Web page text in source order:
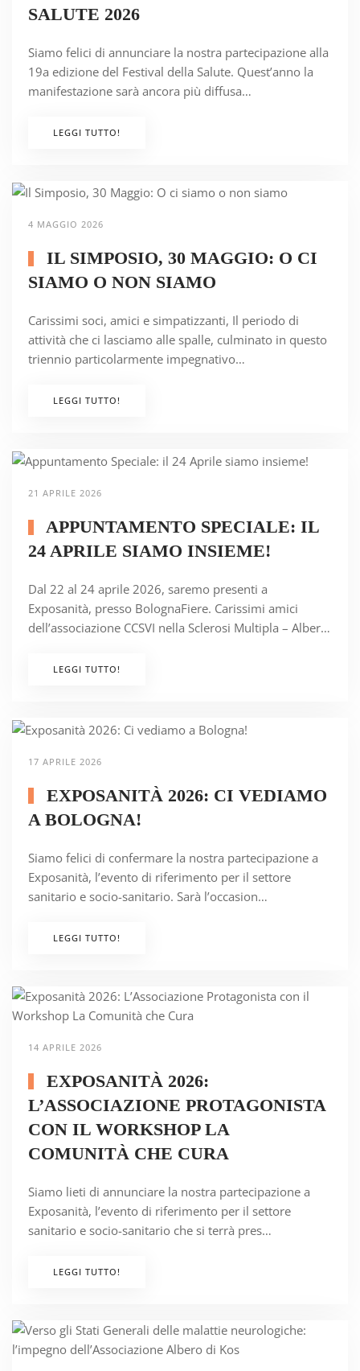
SALUTE 2026
Siamo felici di annunciare la nostra partecipazione alla
19a edizione del Festival della Salute. Quest’anno la
manifestazione sarà ancora più diffusa…
LEGGI TUTTO!
4 MAGGIO 2026
IL SIMPOSIO, 30 MAGGIO: O CI
SIAMO O NON SIAMO
Carissimi soci, amici e simpatizzanti, Il periodo di
attività che ci lasciamo alle spalle, culminato in questo
triennio particolarmente impegnativo…
LEGGI TUTTO!
21 APRILE 2026
APPUNTAMENTO SPECIALE: IL
24 APRILE SIAMO INSIEME!
Dal 22 al 24 aprile 2026, saremo presenti a
Exposanità, presso BolognaFiere. Carissimi amici
dell’associazione CCSVI nella Sclerosi Multipla – Alber…
LEGGI TUTTO!
17 APRILE 2026
EXPOSANITÀ 2026: CI VEDIAMO
A BOLOGNA!
Siamo felici di confermare la nostra partecipazione a
Exposanità, l’evento di riferimento per il settore
sanitario e socio-sanitario. Sarà l’occasion…
LEGGI TUTTO!
14 APRILE 2026
EXPOSANITÀ 2026:
L’ASSOCIAZIONE PROTAGONISTA
CON IL WORKSHOP LA
COMUNITÀ CHE CURA
Siamo lieti di annunciare la nostra partecipazione a
Exposanità, l’evento di riferimento per il settore
sanitario e socio-sanitario che si terrà pres…
LEGGI TUTTO!